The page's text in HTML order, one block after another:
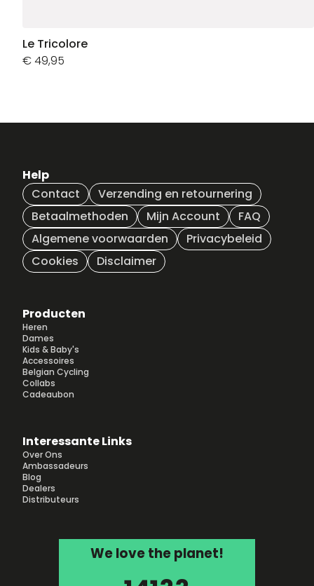
Le Tricolore
€49,95
Help
Contact
Verzending en retournering
Betaalmethoden
Mijn Account
FAQ
Algemene voorwaarden
Privacybeleid
Cookies
Disclaimer
Producten
Heren
Dames
Kids & Baby's
Accessoires
Belgian Cycling
Collabs
Cadeaubon
Interessante Links
Over Ons
Ambassadeurs
Blog
Dealers
Distributeurs
We love the planet!